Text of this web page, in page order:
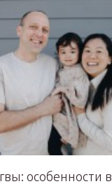
особенности